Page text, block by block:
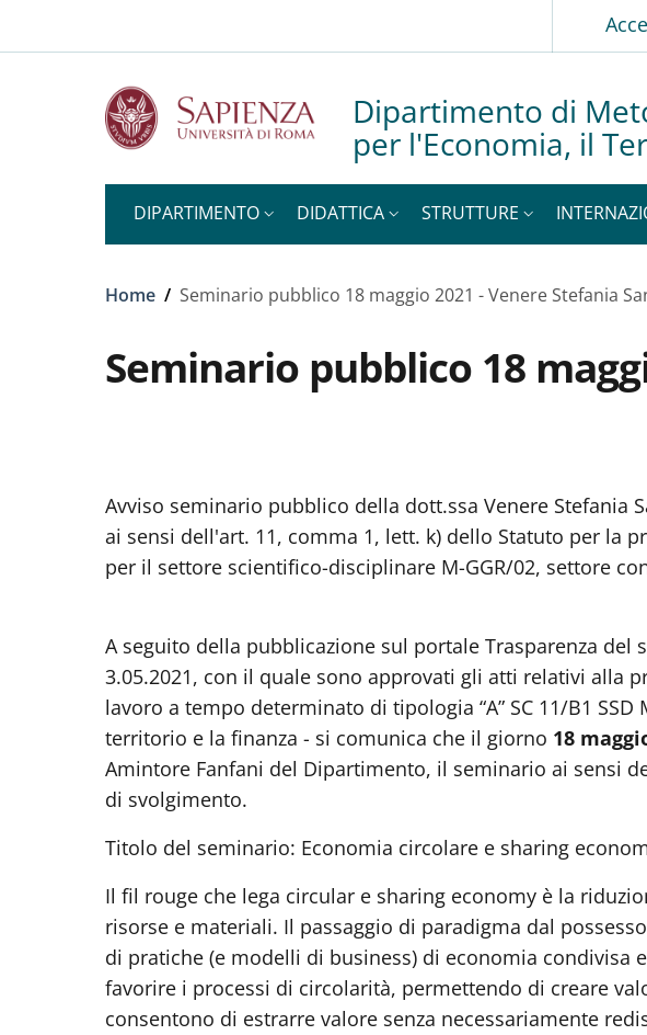
Dipartimento di
per l'Economia, il
DIPARTIMENTO DIDATTICA STRUTTURE
Briciole di pane
Home / Seminario pubblico 18 maggio 2021 - Venere Stefania
Seminario pubblico 18
Avviso seminario pubblico della dott.ssa Venere Stefania
ai sensi dell'art. 11, comma 1, lett. k) dello Statuto per la
per il settore scientifico-disciplinare M-GGR/02, settore
A seguito della pubblicazione sul portale Trasparenza del
3.05.2021, con il quale sono approvati gli atti relativi alla
lavoro a tempo determinato di tipologia “A” SC 11/B1
territorio e la finanza - si comunica che il giorno 18
Amintore Fanfani del Dipartimento, il seminario ai sensi
di svolgimento.
Titolo del seminario: Economia circolare e sharing
Il fil rouge che lega circular e sharing economy è la
risorse e materiali. Il passaggio di paradigma dal
di pratiche (e modelli di business) di economia condivisa
favorire i processi di circolarità, permettendo di creare
consentono di estrarre valore senza necessariamente